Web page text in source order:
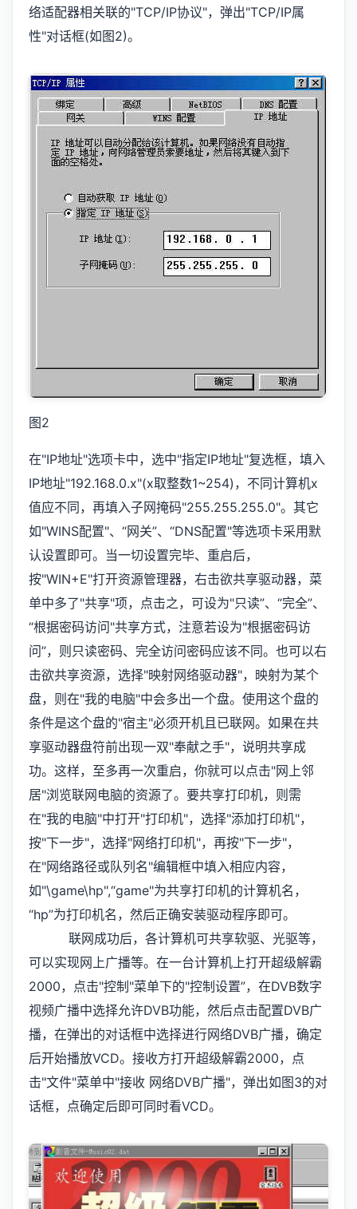
络适配器相关联的"TCP/IP协议"，弹出"TCP/IP属
性"对话框(如图2)。
图2
在"IP地址"选项卡中，选中"指定IP地址"复选框，填入
IP地址"192.168.0.x"(x取整数1~254)，不同计算机x
值应不同，再填入子网掩码"255.255.255.0"。其它
如"WINS配置"、“网关”、“DNS配置"等选项卡采用默
认设置即可。当一切设置完毕、重启后，
按"WIN+E"打开资源管理器，右击欲共享驱动器，菜
单中多了"共享"项，点击之，可设为"只读”、“完全”、
“根据密码访问"共享方式，注意若设为"根据密码访
问”，则只读密码、完全访问密码应该不同。也可以右
击欲共享资源，选择"映射网络驱动器"，映射为某个
盘，则在"我的电脑"中会多出一个盘。使用这个盘的
条件是这个盘的"宿主"必须开机且已联网。如果在共
享驱动器盘符前出现一双"奉献之手"，说明共享成
功。这样，至多再一次重启，你就可以点击"网上邻
居"浏览联网电脑的资源了。要共享打印机，则需
在"我的电脑"中打开"打印机"，选择"添加打印机"，
按"下一步"，选择"网络打印机"，再按"下一步"，
在"网络路径或队列名"编辑框中填入相应内容，
如"\game\hp",“game"为共享打印机的计算机名，
“hp”为打印机名，然后正确安装驱动程序即可。
联网成功后，各计算机可共享软驱、光驱等，
可以实现网上广播等。在一台计算机上打开超级解霸
2000，点击"控制"菜单下的"控制设置”，在DVB数字
视频广播中选择允许DVB功能，然后点击配置DVB广
播，在弹出的对话框中选择进行网络DVB广播，确定
后开始播放VCD。接收方打开超级解霸2000，点
击"文件"菜单中"接收 网络DVB广播"，弹出如图3的对
话框，点确定后即可同时看VCD。